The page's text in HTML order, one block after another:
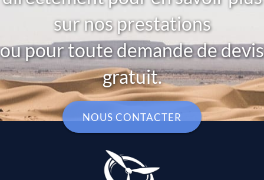
sur nos prestations
ou pour toute demande de devis
gratuit.
NOUS CONTACTER